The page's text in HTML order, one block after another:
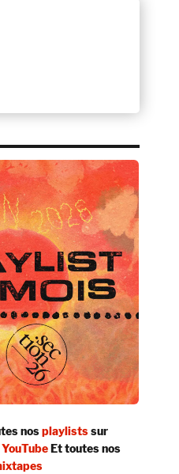
nosplaylistssur
YouTubeEt toutes nos